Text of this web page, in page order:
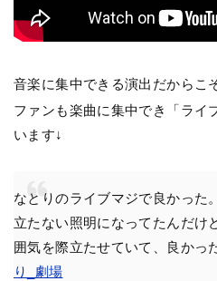
音楽に集中できる演出だからこ
ファンも楽曲に集中でき「ライ
います↓
なとりのライブマジで良かった
立たない照明になってたんだけ
囲気を際立たせていて、良かっ
り_劇場